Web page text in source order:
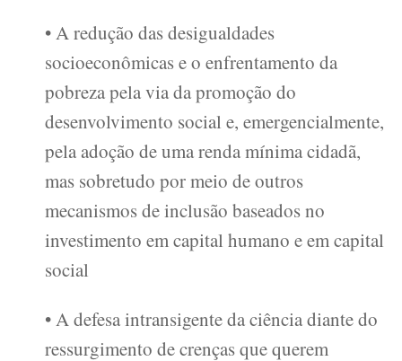
• A redução das desigualdades
socioeconômicas e o enfrentamento da
pobreza pela via da promoção do
desenvolvimento social e, emergencialmente,
pela adoção de uma renda mínima cidadã,
mas sobretudo por meio de outros
mecanismos de inclusão baseados no
investimento em capital humano e em capital
social
• A defesa intransigente da ciência diante do
ressurgimento de crenças que querem